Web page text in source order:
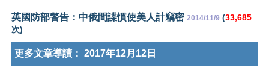
英國防部警告：中俄間諜慣使美人計竊密 2014/11/9 (33,685
次)
更多文章導讀： 2017年12月12日